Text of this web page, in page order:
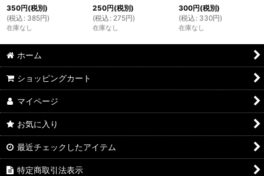
350円(税別)
(税込 : 385円)
在庫なし
250円(税別)
(税込 : 275円)
在庫なし
300円(税別)
(税込 : 330円)
在庫なし
ホーム
ショッピングカート
マイページ
お気に入り
最近チェックしたアイテム
特定商取引法表示